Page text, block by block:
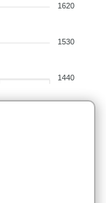
1620
1530
1440